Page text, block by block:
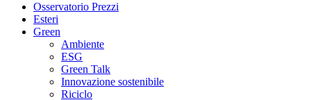
Osservatorio Prezzi
Esteri
Green
Ambiente
ESG
Green Talk
Innovazione sostenibile
Riciclo